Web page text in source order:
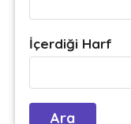
İçerdiği Harf